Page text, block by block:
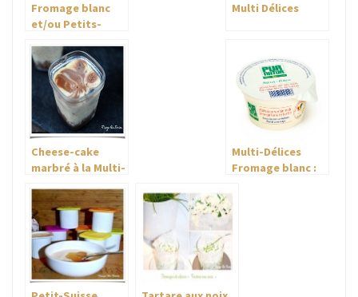
Fromage blanc
et/ou Petits-
présure Multi-
Délices
Multi Délices
Cheese-cake
marbré à la Multi-
Multi-Délices
Fromage blanc :
de citron »